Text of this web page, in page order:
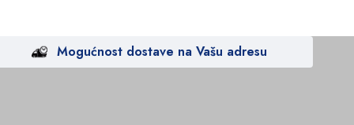
Mogućnost dostave na Vašu adresu